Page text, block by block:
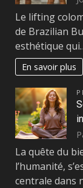
Le lifting
de Brazilian
esthétique
En savoir plus
La quête du
l’humanité,
centrale dans